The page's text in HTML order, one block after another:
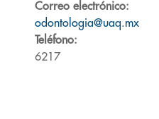
Correo electrónico:
odontologia@uaq.mx
Teléfono:
6217